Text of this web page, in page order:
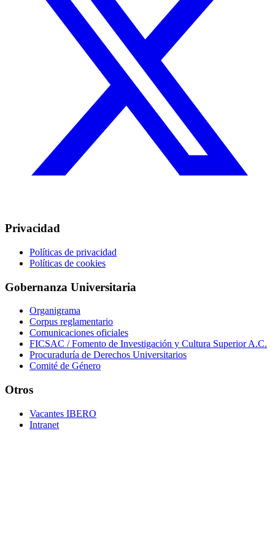
Privacidad
Políticas de privacidad
Políticas de cookies
Gobernanza Universitaria
Organigrama
Corpus reglamentario
Comunicaciones oficiales
FICSAC / Fomento de Investigación y Cultura Superior A.C.
Procuraduría de Derechos Universitarios
Comité de Género
Otros
Vacantes IBERO
Intranet